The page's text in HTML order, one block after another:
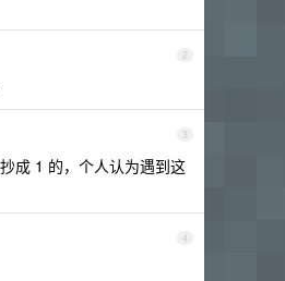
2
3
成 1 的，个人认为遇到这
4